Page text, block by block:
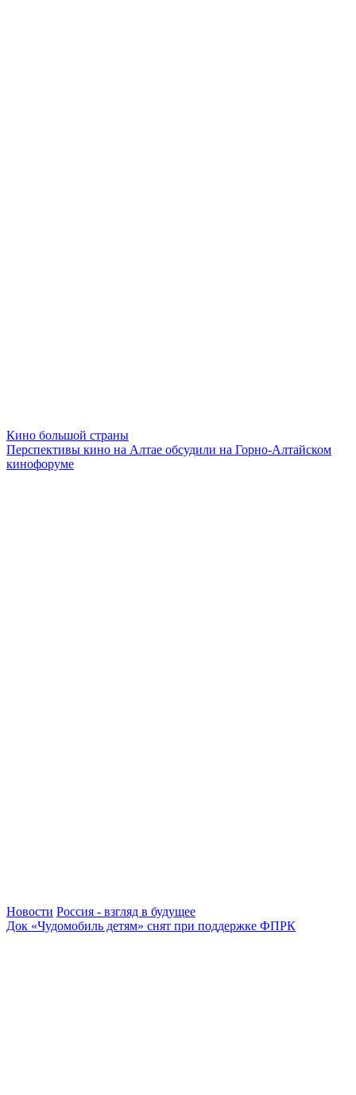
Кино большой страны
Перспективы кино на Алтае обсудили на Горно-Алтайском
кинофоруме
Новости Россия - взгляд в будущее
Док «Чудомобиль детям» снят при поддержке ФПРК